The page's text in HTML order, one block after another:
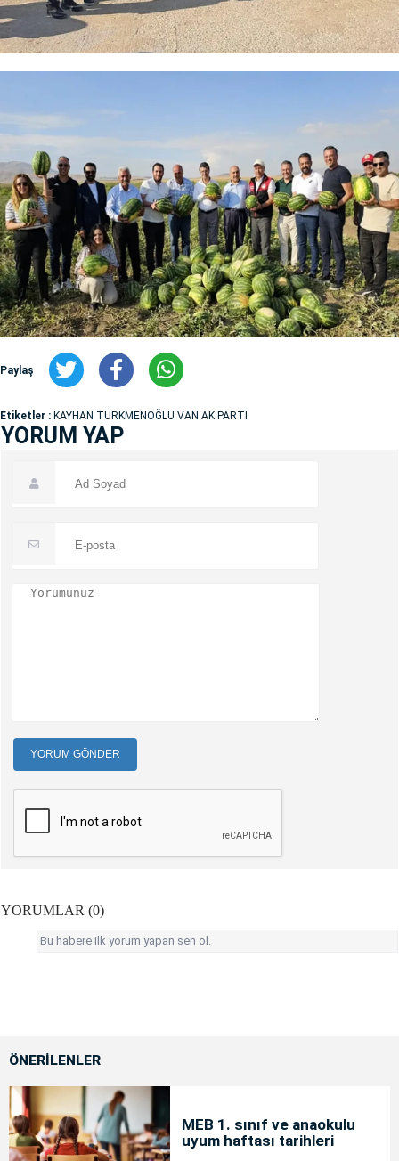
Paylaş
Etiketler : KAYHAN TÜRKMENOĞLU VAN AK PARTİ
YORUM YAP
YORUM GÖNDER
YORUMLAR (0)
Bu habere ilk yorum yapan sen ol.
ÖNERİLENLER
MEB 1. sınıf ve anaokulu
uyum haftası tarihleri